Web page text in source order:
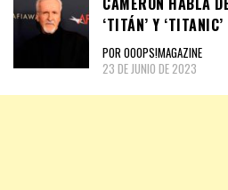
‘TITÁN’ Y ‘TITANIC’
POR OOOPS!MAGAZINE
23 DE JUNIO DE 2023